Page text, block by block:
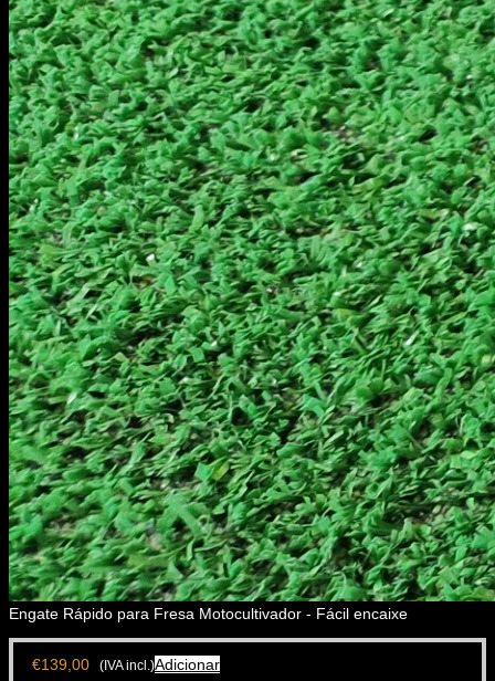
Engate Rápido para Fresa Motocultivador - Fácil encaixe
€139,00 (IVA incl.)Adicionar